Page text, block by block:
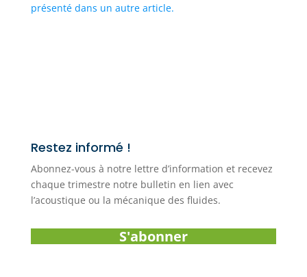
présenté dans un autre article.
Restez informé !
Abonnez-vous à notre lettre d’information et recevez
chaque trimestre notre bulletin en lien avec
l’acoustique ou la mécanique des fluides.
S'abonner